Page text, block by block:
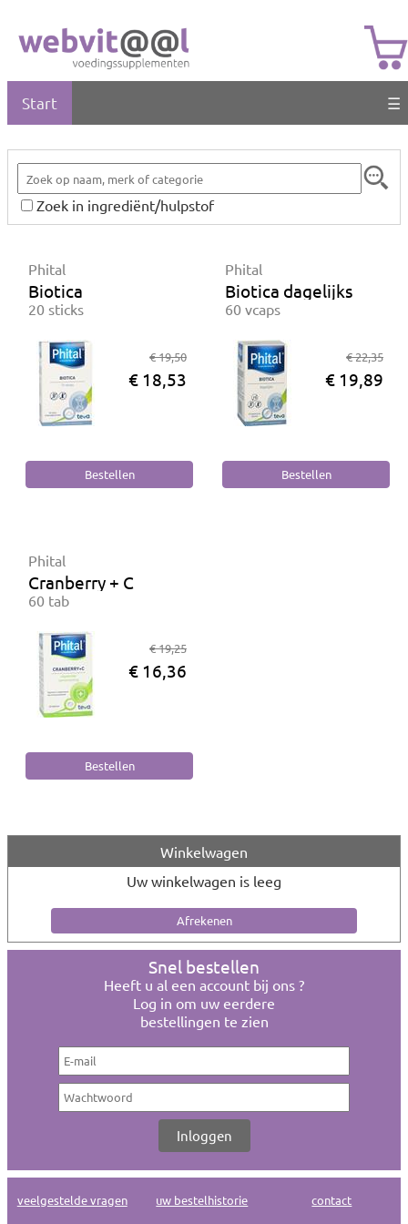
Start ☰
Zoek in ingrediënt/hulpstof
Phital
Biotica
20 sticks
€ 19,50
€ 18,53
Phital
Biotica dagelijks
60 vcaps
€ 22,35
€ 19,89
Phital
Cranberry + C
60 tab
€ 19,25
€ 16,36
Winkelwagen
Uw winkelwagen is leeg
Snel bestellen
Heeft u al een account bij ons ?
Log in om uw eerdere
bestellingen te zien
veelgestelde vragen uw bestelhistorie contact